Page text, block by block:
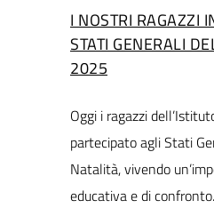
I NOSTRI RAGAZZI
STATI GENERALI
2025
Oggi i ragazzi
partecipato agli Stati
Natalità, vivendo
educativa e di